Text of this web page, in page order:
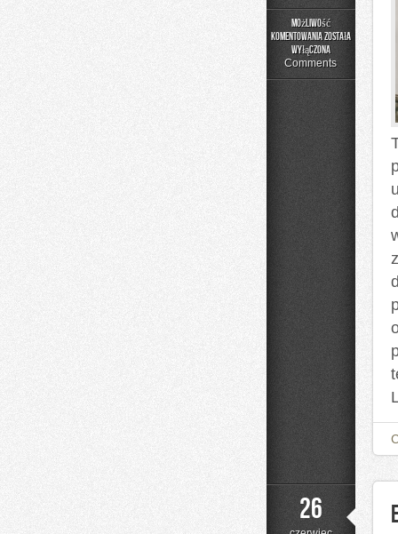
Możliwość
komentowania
Historia
Przemysłu
została
wyłączona
Comments
26